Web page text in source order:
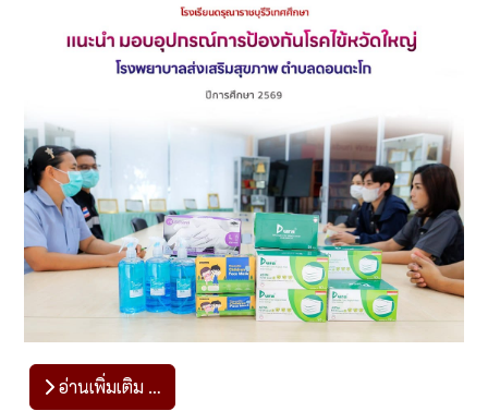
อ่านเพิ่มเติม …